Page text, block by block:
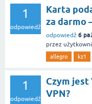
1
odpowiedź
Karta
za darmo
odpowiedź 6
przez
allegro kz1
1
odpowiedź
Czym jest
VPN?